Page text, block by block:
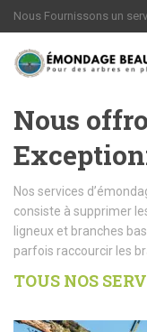
Nous Fournissons un
Nous
Nos services
consiste à supprimer
ligneux et branches
parfois raccourcir les
TOUS NOS